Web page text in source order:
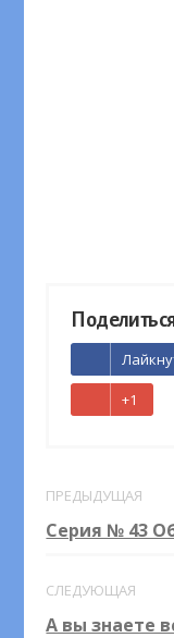
+1
ПРЕДЫДУЩАЯ
Серия № 43
СЛЕДУЮЩАЯ
А вы знаете